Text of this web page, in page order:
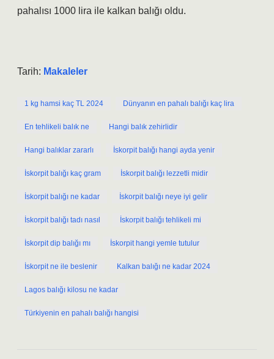
pahalısı 1000 lira ile kalkan balığı oldu.
Tarih: Makaleler
1 kg hamsi kaç TL 2024 Dünyanın en pahalı balığı kaç lira
En tehlikeli balık ne Hangi balık zehirlidir
Hangi balıklar zararlı İskorpit balığı hangi ayda yenir
İskorpit balığı kaç gram İskorpit balığı lezzetli midir
İskorpit balığı ne kadar İskorpit balığı neye iyi gelir
İskorpit balığı tadı nasıl İskorpit balığı tehlikeli mi
İskorpit dip balığı mı İskorpit hangi yemle tutulur
İskorpit ne ile beslenir Kalkan balığı ne kadar 2024
Lagos balığı kilosu ne kadar
Türkiyenin en pahalı balığı hangisi